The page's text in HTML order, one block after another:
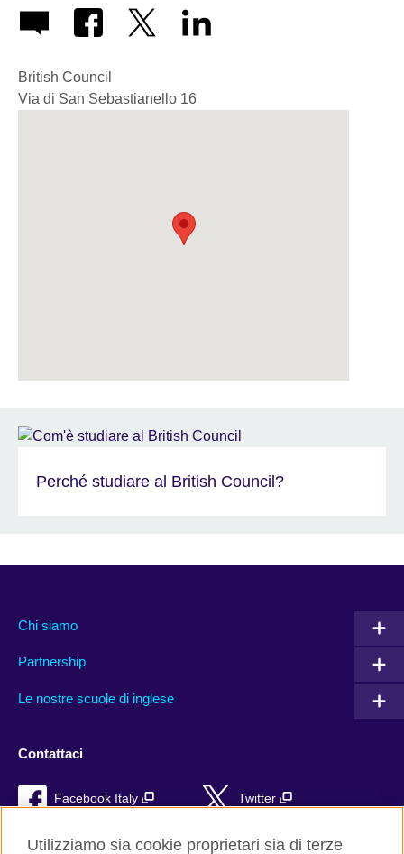
British Council
Via di San Sebastianello 16
Perché studiare al British Council?
Chi siamo
Partnership
Le nostre scuole di inglese
Contattaci
Facebook Italy Twitter
YouTube TikTok
Utilizziamo sia cookie proprietari sia di terze